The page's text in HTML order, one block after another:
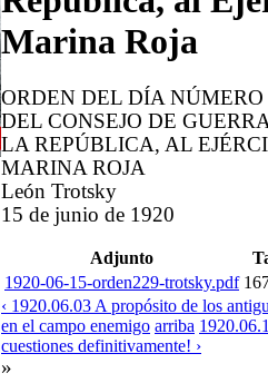
Marina Roja
ORDEN DEL DÍA
DEL CONSEJO DE
LA REPÚBLICA, AL
MARINA ROJA
León Trotsky
15 de junio de 1920
Adjunto
1920-06-15-orden229-trotsky.pdf
‹ 1920.06.03 A propósito de los
en el campo enemigo arriba
cuestiones definitivamente! ›
»